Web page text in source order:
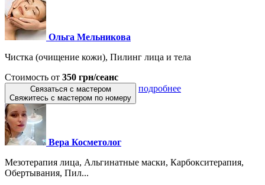
Ольга Мельникова
Чистка (очищение кожи), Пилинг лица и тела
Стоимость от 350 грн/сеанс
Связаться с мастером
Свяжитесь с мастером по номеру
подробнее
Вера Косметолог
Мезотерапия лица, Альгинатные маски, Карбокситерапия,
Обертывания, Пил...